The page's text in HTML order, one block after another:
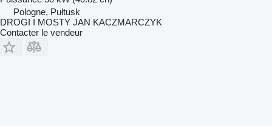
Pologne, Pułtusk
DROGI I MOSTY JAN KACZMARCZYK
Contacter le vendeur